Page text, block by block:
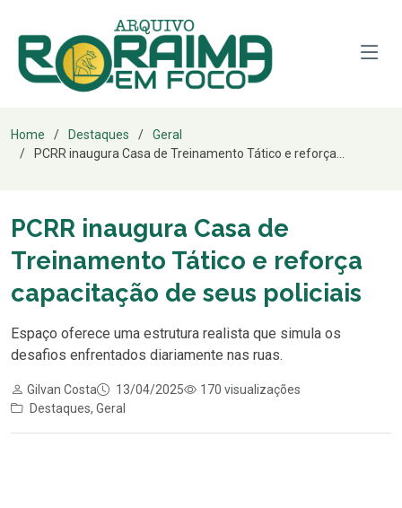
Home Destaques
Geral
PCRR inaugura Casa de Treinamento Tático e reforça...
PCRR inaugura Casa de
Treinamento Tático e reforça
capacitação de seus policiais
Espaço oferece uma estrutura realista que simula os
desafios enfrentados diariamente nas ruas.
Gilvan Costa 13/04/2025
170 visualizações
Destaques, Geral